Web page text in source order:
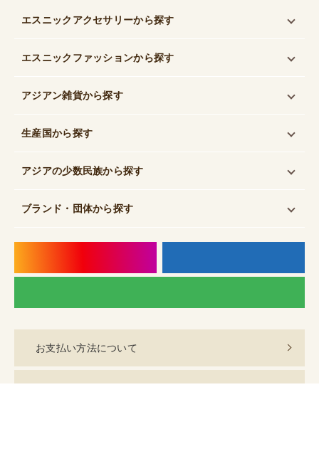
エスニックアクセサリーから探す
エスニックファッションから探す
アジアン雑貨から探す
生産国から探す
アジアの少数民族から探す
ブランド・団体から探す
お支払い方法について